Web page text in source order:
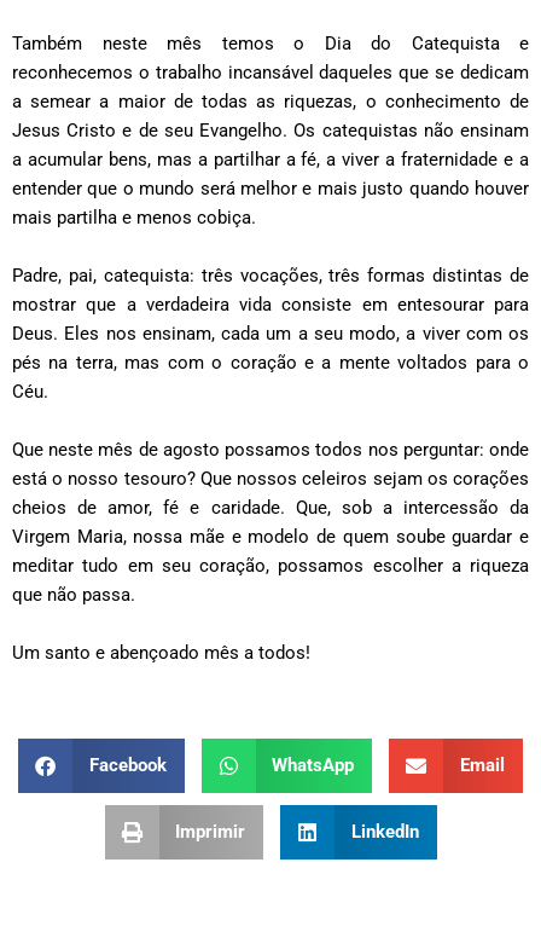
Também neste mês temos o Dia do Catequista e
reconhecemos o trabalho incansável daqueles que se dedicam
a semear a maior de todas as riquezas, o conhecimento de
Jesus Cristo e de seu Evangelho. Os catequistas não ensinam
a acumular bens, mas a partilhar a fé, a viver a fraternidade e a
entender que o mundo será melhor e mais justo quando houver
mais partilha e menos cobiça.
Padre, pai, catequista: três vocações, três formas distintas de
mostrar que a verdadeira vida consiste em entesourar para
Deus. Eles nos ensinam, cada um a seu modo, a viver com os
pés na terra, mas com o coração e a mente voltados para o
Céu.
Que neste mês de agosto possamos todos nos perguntar: onde
está o nosso tesouro? Que nossos celeiros sejam os corações
cheios de amor, fé e caridade. Que, sob a intercessão da
Virgem Maria, nossa mãe e modelo de quem soube guardar e
meditar tudo em seu coração, possamos escolher a riqueza
que não passa.
Um santo e abençoado mês a todos!
Facebook WhatsApp Email
Imprimir LinkedIn